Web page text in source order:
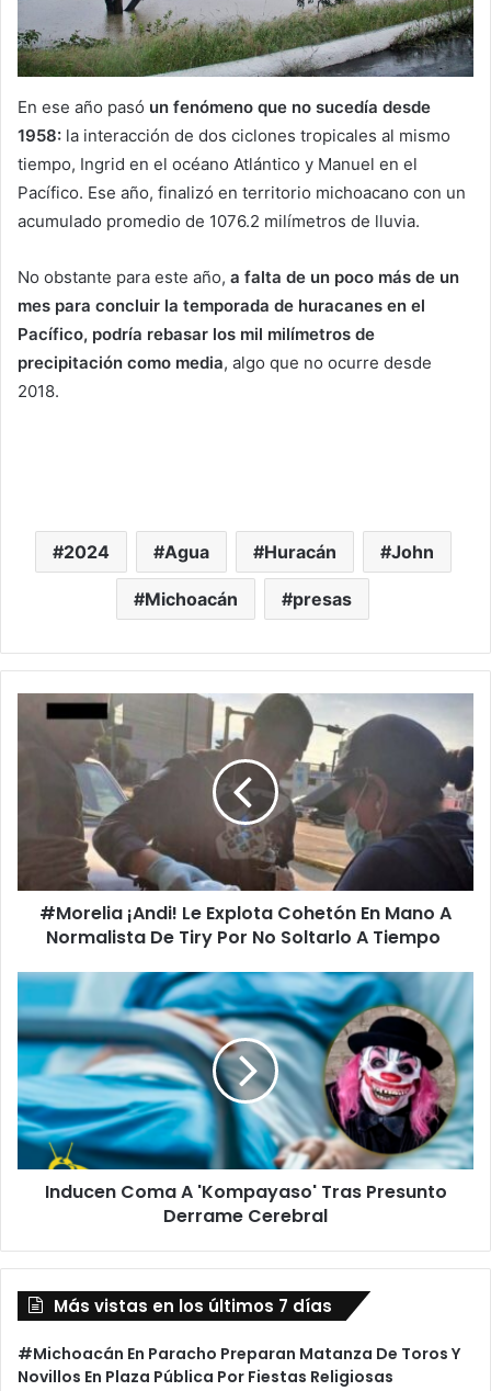
En ese año pasó un fenómeno que no sucedía desde
1958: la interacción de dos ciclones tropicales al mismo
tiempo, Ingrid en el océano Atlántico y Manuel en el
Pacífico. Ese año, finalizó en territorio michoacano con un
acumulado promedio de 1076.2 milímetros de lluvia.
No obstante para este año, a falta de un poco más de un
mes para concluir la temporada de huracanes en el
Pacífico, podría rebasar los mil milímetros de
precipitación como media, algo que no ocurre desde
2018.
2024 Agua Huracán John
Michoacán presas
#Morelia
Mano
Normalista
No
Soltarlo
A
Tiempo
#Morelia ¡Andi! Le Explota Cohetón En Mano A
Normalista De Tiry Por No Soltarlo A Tiempo
Inducen
Coma
A
'Kompayaso'
Tras
Presunto
Derrame
Cerebral
Inducen Coma A 'Kompayaso' Tras Presunto
Derrame Cerebral
Más vistas en los últimos 7 días
#Michoacán En Paracho Preparan Matanza De Toros Y
Novillos En Plaza Pública Por Fiestas Religiosas